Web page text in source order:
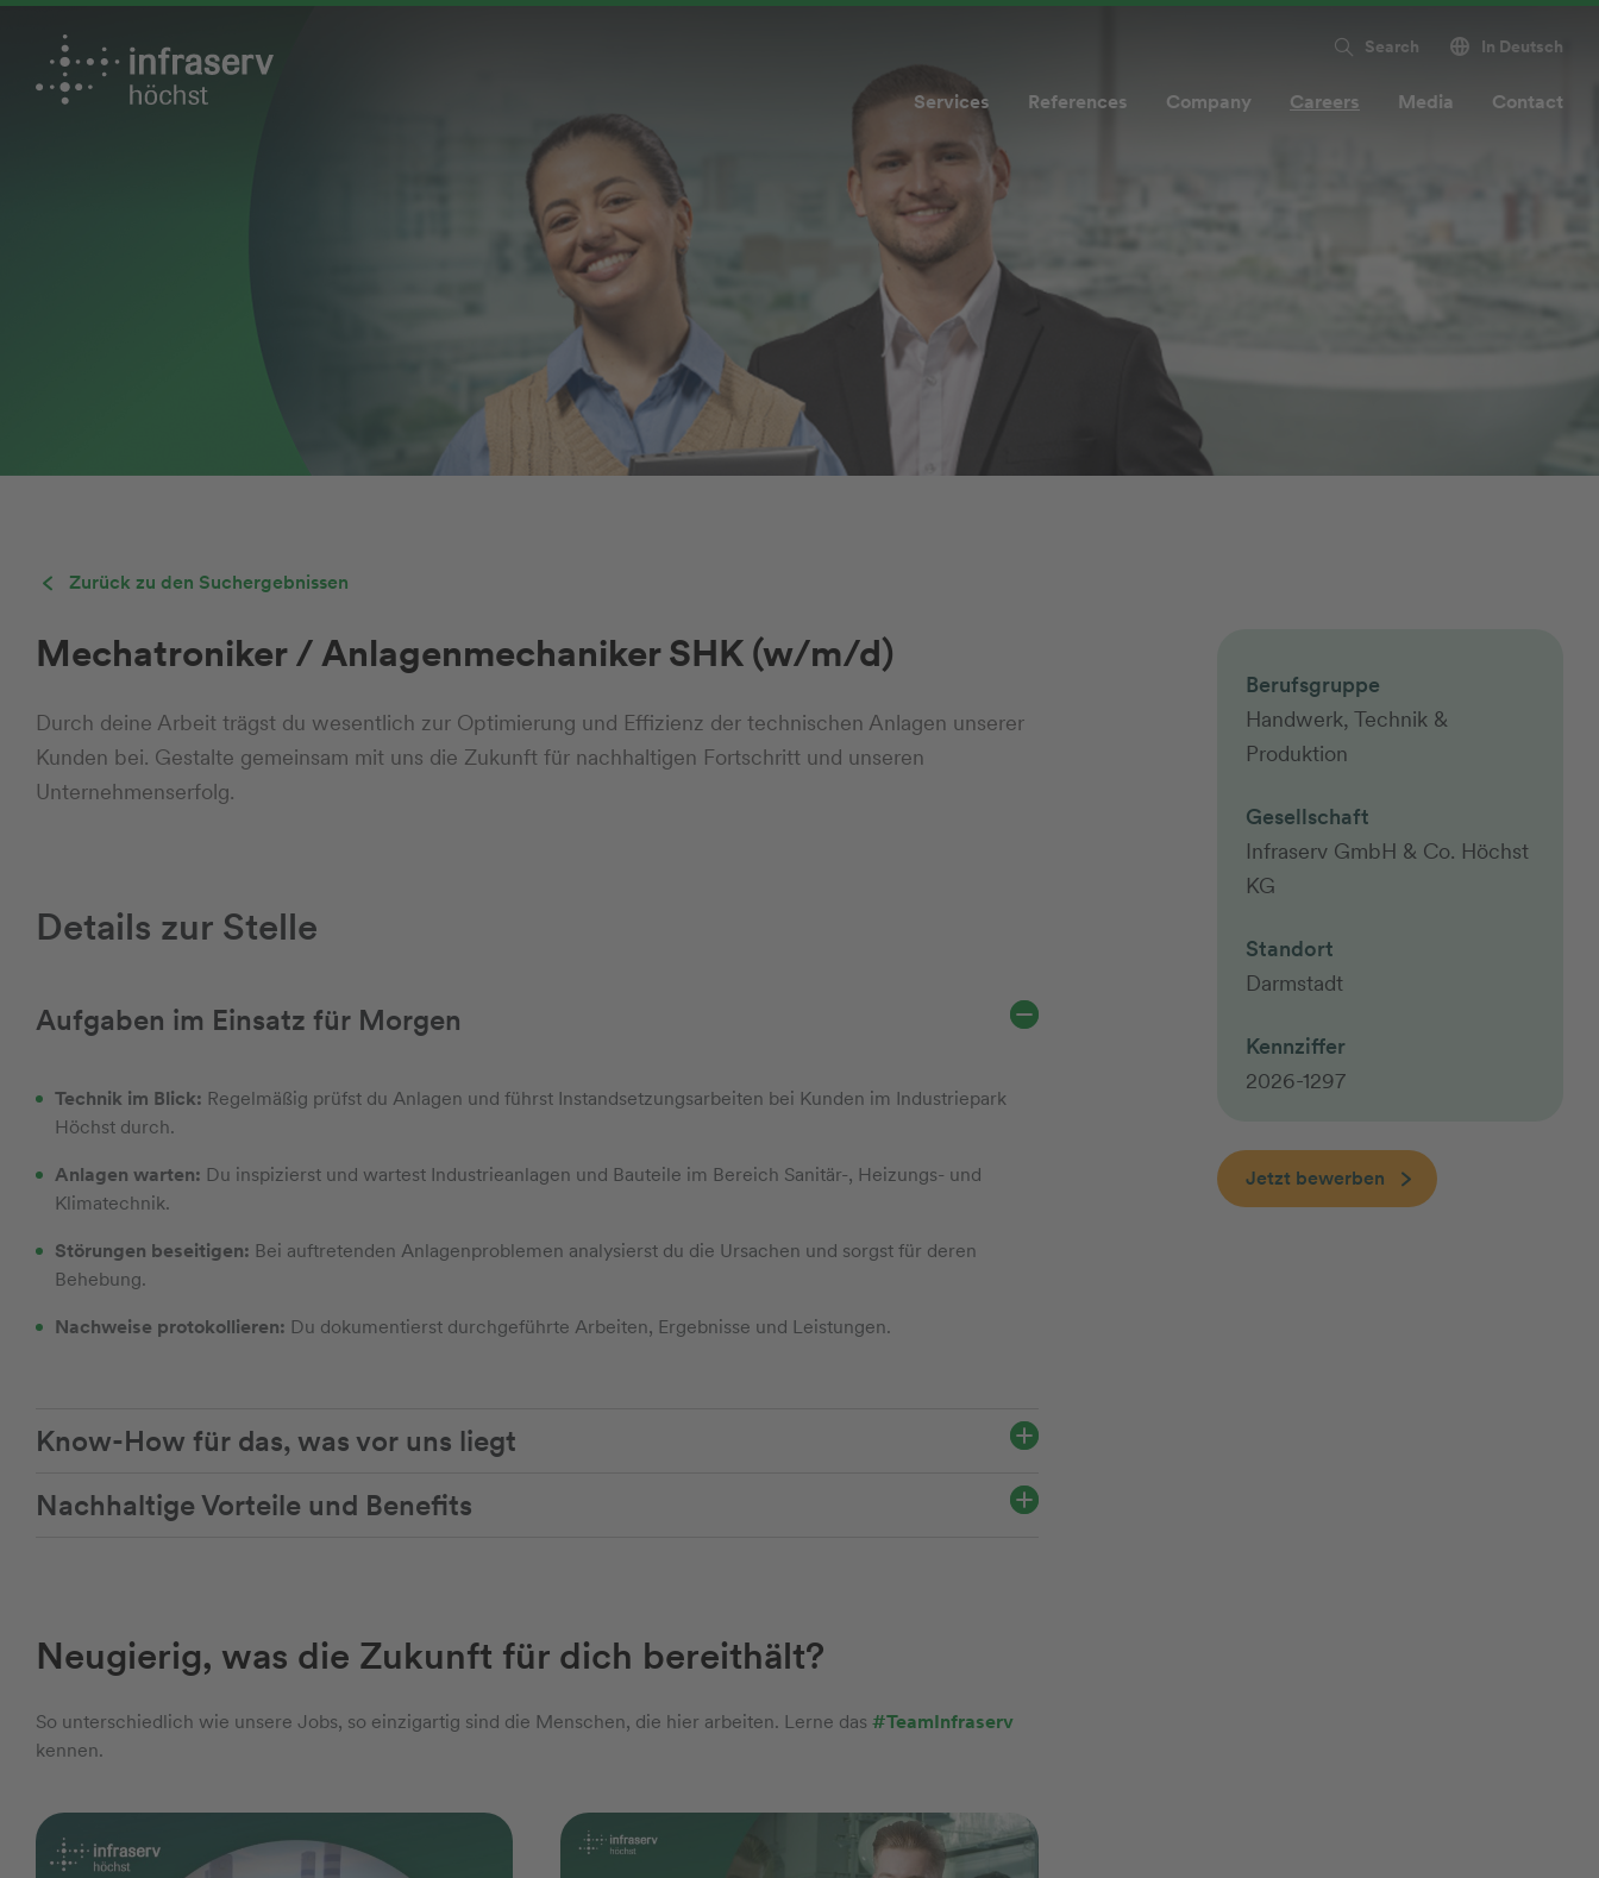
Search In Deutsch
Services References Company Careers Media Contact
Zurück zu den Suchergebnissen
Mechatroniker / Anlagenmechaniker SHK (w/m/d)
Durch deine Arbeit trägst du wesentlich zur Optimierung und Effizienz der technischen Anlagen unserer
Kunden bei. Gestalte gemeinsam mit uns die Zukunft für nachhaltigen Fortschritt und unseren
Unternehmenserfolg.
Details zur Stelle
Aufgaben im Einsatz für Morgen
Technik im Blick: Regelmäßig prüfst du Anlagen und führst Instandsetzungsarbeiten bei Kunden im Industriepark
Höchst durch.
Anlagen warten: Du inspizierst und wartest Industrieanlagen und Bauteile im Bereich Sanitär-, Heizungs- und
Klimatechnik.
Störungen beseitigen: Bei auftretenden Anlagenproblemen analysierst du die Ursachen und sorgst für deren
Behebung.
Nachweise protokollieren: Du dokumentierst durchgeführte Arbeiten, Ergebnisse und Leistungen.
Know-How für das, was vor uns liegt
Nachhaltige Vorteile und Benefits
Neugierig, was die Zukunft für dich bereithält?
So unterschiedlich wie unsere Jobs, so einzigartig sind die Menschen, die hier arbeiten. Lerne das #TeamInfraserv
kennen.
Berufsgruppe
Handwerk, Technik &
Produktion
Gesellschaft
Infraserv GmbH & Co. Höchst
KG
Standort
Darmstadt
Kennziffer
2026-1297
Jetzt bewerben